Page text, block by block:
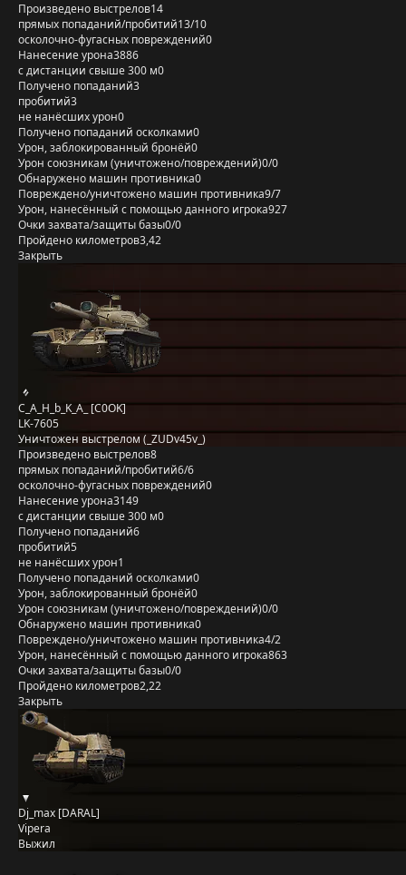
Произведено выстрелов14
прямых попаданий/пробитий13/10
осколочно-фугасных повреждений0
Нанесение урона3886
с дистанции свыше 300 м0
Получено попаданий3
пробитий3
не нанёсших урон0
Получено попаданий осколками0
Урон, заблокированный бронёй0
Урон союзникам (уничтожено/повреждений)0/0
Обнаружено машин противника0
Повреждено/уничтожено машин противника9/7
Урон, нанесённый с помощью данного игрока927
Очки захвата/защиты базы0/0
Пройдено километров3,42
Закрыть
C_A_H_b_K_A_ [C0OK]
LK-7605
Уничтожен выстрелом (_ZUDv45v_)
Произведено выстрелов8
прямых попаданий/пробитий6/6
осколочно-фугасных повреждений0
Нанесение урона3149
с дистанции свыше 300 м0
Получено попаданий6
пробитий5
не нанёсших урон1
Получено попаданий осколками0
Урон, заблокированный бронёй0
Урон союзникам (уничтожено/повреждений)0/0
Обнаружено машин противника0
Повреждено/уничтожено машин противника4/2
Урон, нанесённый с помощью данного игрока863
Очки захвата/защиты базы0/0
Пройдено километров2,22
Закрыть
Dj_max [DARAL]
Vipera
Выжил